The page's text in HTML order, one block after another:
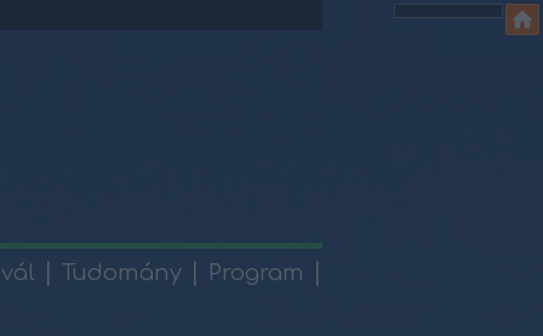
Tudomány Program